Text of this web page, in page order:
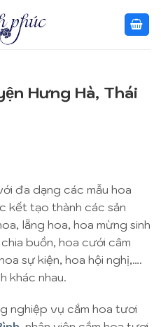
Hưng Hà, Thái
đa dạng các mẫu hoa
kết tạo thành các sản
lẵng hoa, hoa mừng sinh
buồn, hoa cưới câm
sự kiện, hoa hội nghị,….
khác nhau.
nghiệp vụ cắm hoa tươi